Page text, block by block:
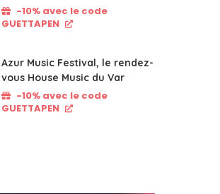
-10% avec le code
GUETTAPEN
Azur Music Festival, le rendez-
vous House Music du Var
-10% avec le code
GUETTAPEN